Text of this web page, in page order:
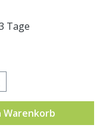
Tage
gewünschten
Warenkorb